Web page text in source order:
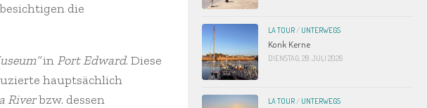
die
in Port Edward. Diese
hauptsächlich
Riverbzw. dessen
LA TOUR/ UNTERWEGS
Konk Kerne
DIENSTAG, 28. JULI 2026
LA TOUR/ UNTERWEGS